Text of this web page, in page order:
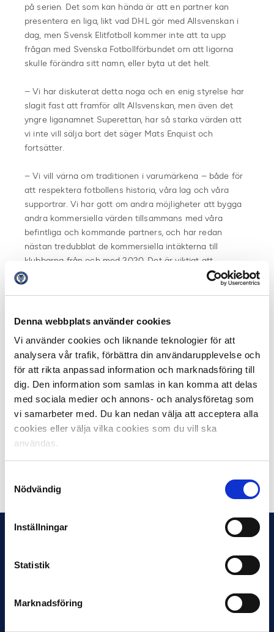
Denna webbplats använder cookies
Vi använder cookies och liknande teknologier för att
analysera vår trafik, förbättra din användarupplevelse och
för att rikta anpassad information och marknadsföring till
dig. Den information som samlas in kan komma att delas
med sociala medier och annons- och analysföretag som
vi samarbeter med. Du kan nedan välja att acceptera alla
cookies eller välja vilka cookies som du vill ska
användas.
Nödvändig
Inställningar
Statistik
Marknadsföring
på serien. Det som kan hända är att en partner kan
presentera en liga, likt vad DHL gör med Allsvenskan i
dag, men Svensk Elitfotboll kommer inte att ta upp
frågan med Svenska Fotbollförbundet om att ligorna
skulle förändra sitt namn, eller byta ut det helt.
– Vi har diskuterat detta noga och en enig styrelse har
slagit fast att framför allt Allsvenskan, men även det
yngre liganamnet Superettan, har så starka värden att
vi inte vill sälja bort det säger Mats Enquist och
fortsätter.
– Vi vill värna om traditionen i varumärkena – både för
att respektera fotbollens historia, våra lag och våra
supportrar. Vi har gott om andra möjligheter att bygga
andra kommersiella värden tillsammans med våra
befintliga och kommande partners, och har redan
nästan tredubblat de kommersiella intäkterna till
klubbarna från och med 2020. Det är viktigt att
definiera var gränsen för kommersialisering går, och i
detta fall går det vid att liganamnen skall behållas.
Svensk Elitfotboll har i dagsläget åtta officiella partners
Dagens partners:
Huvudpartner:Svenska Spel
Mediapartner:C More / TV4
Ligapartner:DHL, Volkswagen, EY, OnePartnerGroup
Leverantörer : SELECT, NeH
Läs mer om Svensk Elitfotbolls partners här.